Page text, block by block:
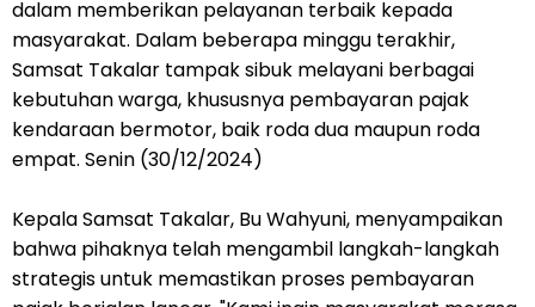
dalam memberikan pelayanan terbaik kepada
masyarakat. Dalam beberapa minggu terakhir,
Samsat Takalar tampak sibuk melayani berbagai
kebutuhan warga, khususnya pembayaran pajak
kendaraan bermotor, baik roda dua maupun roda
empat. Senin (30/12/2024)
Kepala Samsat Takalar, Bu Wahyuni, menyampaikan
bahwa pihaknya telah mengambil langkah-langkah
strategis untuk memastikan proses pembayaran